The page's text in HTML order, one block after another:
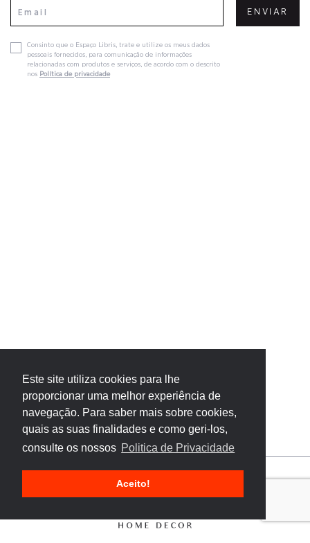
Este site utiliza cookies para lhe
proporcionar uma melhor experiência de
navegação. Para saber mais sobre cookies,
quais as suas finalidades e como geri-los,
consulte os nossos Politica de Privacidade
Aceito!
Consinto que o Espaço Libris, trate e utilize os meus dados
pessoais fornecidos, para comunicação de informações
relacionadas com produtos e serviços, de acordo com o descrito
nos Política de privacidade
ENVIAR